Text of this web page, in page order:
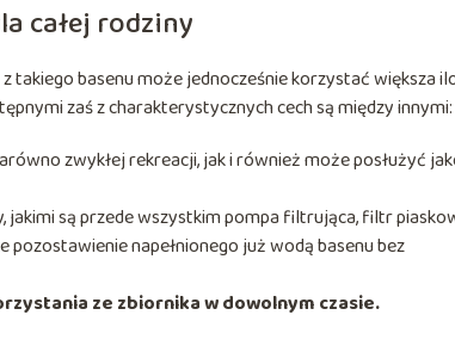
całej rodziny
basenu może jednocześnie korzystać większa
zaś z charakterystycznych cech są między innymi:
zwykłej rekreacji, jak i również może posłużyć
jakimi są przede wszystkim pompa filtrująca, filtr
napełnionego już wodą basenu bez
ze zbiornika w dowolnym czasie.